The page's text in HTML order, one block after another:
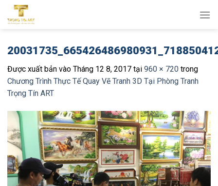
qua
Được xuất bản vào Tháng 12 8, 2017 tại 960 × 720 trong
Chương Trình Thực Tế Quay Vẽ Tranh 3D Tại Phòng Tranh
Trọng Tín ART